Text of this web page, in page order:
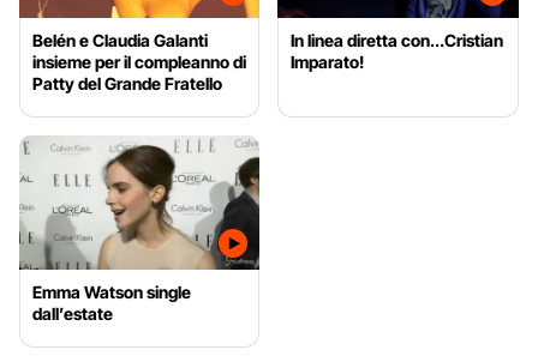
Belén e Claudia Galanti
insieme per il compleanno di
Patty del Grande Fratello
In linea diretta con...Cristian
Imparato!
Emma Watson single
dall’estate